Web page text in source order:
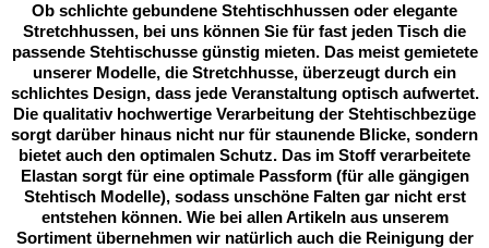
Ob schlichte gebundene Stehtischhussen oder elegante
Stretchhussen, bei uns können Sie für fast jeden Tisch die
passende Stehtischusse günstig mieten. Das meist gemietete
unserer Modelle, die Stretchhusse, überzeugt durch ein
schlichtes Design, dass jede Veranstaltung optisch aufwertet.
Die qualitativ hochwertige Verarbeitung der Stehtischbezüge
sorgt darüber hinaus nicht nur für staunende Blicke, sondern
bietet auch den optimalen Schutz. Das im Stoff verarbeitete
Elastan sorgt für eine optimale Passform (für alle gängigen
Stehtisch Modelle), sodass unschöne Falten gar nicht erst
entstehen können. Wie bei allen Artikeln aus unserem
Sortiment übernehmen wir natürlich auch die Reinigung der